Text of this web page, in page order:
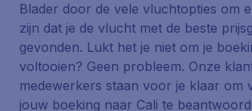
Blader door de vele vluchtopties om
zijn dat je de vlucht met de beste
gevonden. Lukt het je niet om je
voltooien? Geen probleem. Onze
medewerkers staan voor je klaar om
jouw boeking naar Cali te